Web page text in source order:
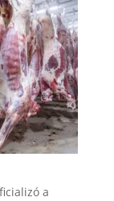
a